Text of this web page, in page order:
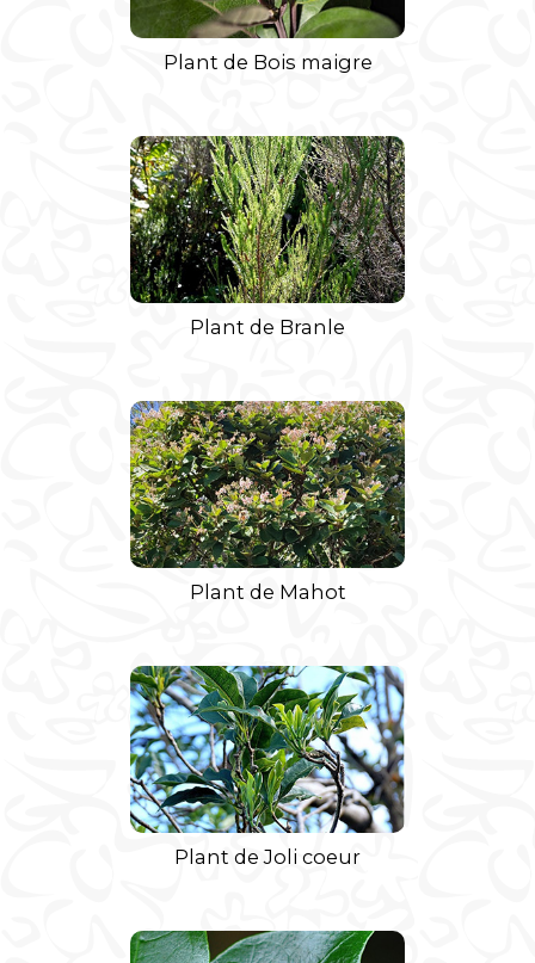
Plant de Bois maigre
Plant de Branle
Plant de Mahot
Plant de Joli coeur